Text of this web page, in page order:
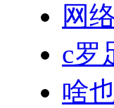
网
c罗
啥